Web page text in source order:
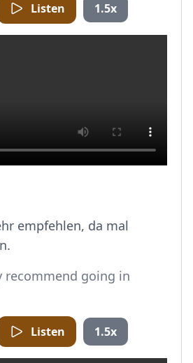
Listen 1.5x
empfehlen, da mal
recommend going in
Listen 1.5x